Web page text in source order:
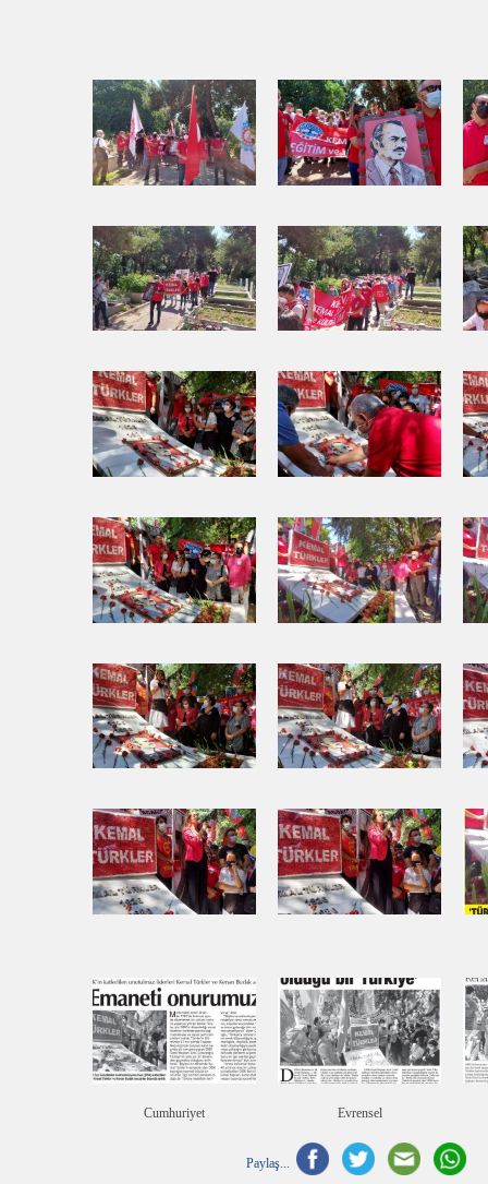
Cumhuriyet Evrensel
Paylaş...